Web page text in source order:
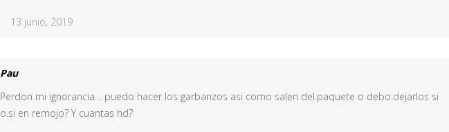
13 junio, 2019
Pau
Perdon mi ignorancia… puedo hacer los garbanzos asi como salen del.paquete o debo.dejarlos si
o.si en remojo? Y cuantas hd?